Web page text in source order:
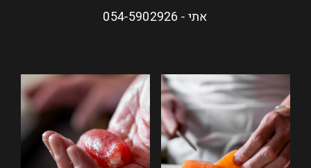
אתי - 054-5902926
לפתיחת
התמונה
בגדול
-
+
לפתיחת
התמונה
בגדול
-
+